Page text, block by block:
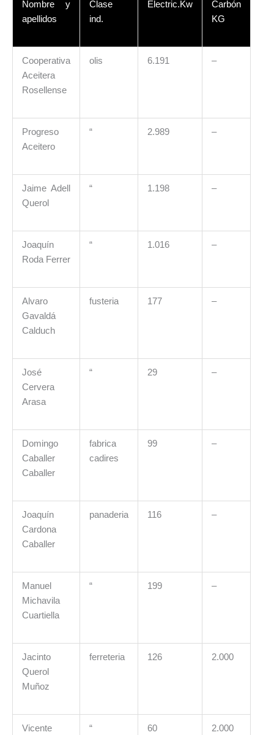
Nombre y
apellidos
Clase
ind.
Electric.Kw
Carbón
KG
Cooperativa
Aceitera
Rosellense
olis 6.191 –
Progreso
Aceitero
“ 2.989 –
Jaime Adell
Querol
“ 1.198 –
Joaquín
Roda Ferrer
“ 1.016 –
Alvaro
Gavaldá
Calduch
fusteria 177 –
José
Cervera
Arasa
“ 29 –
Domingo
Caballer
Caballer
fabrica
cadires
99 –
Joaquín
Cardona
Caballer
panaderia 116 –
Manuel
Michavila
Cuartiella
“ 199 –
Jacinto
Querol
Muñoz
ferreteria 126 2.000
Vicente
“ 60 2.000